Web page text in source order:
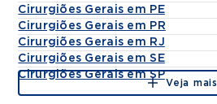
Cirurgiões Gerais em PE
Cirurgiões Gerais em PR
Cirurgiões Gerais em RJ
Cirurgiões Gerais em SE
Cirurgiões Gerais em SP
Veja mais